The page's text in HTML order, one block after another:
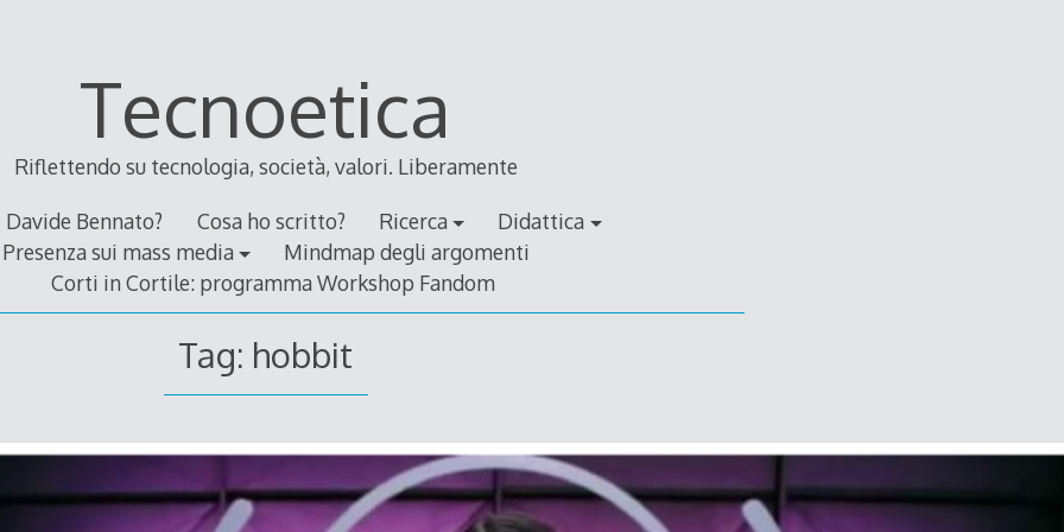
Tecnoetica
Riflettendo su tecnologia, società, valori. Liberamente
Davide Bennato? Cosa ho scritto? Ricerca
Didattica
Presenza sui mass media
Mindmap degli argomenti
Corti in Cortile: programma Workshop Fandom
Tag: hobbit